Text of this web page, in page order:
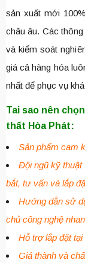
sản xuất mới
châu âu. Các
và kiểm soát
giá cả hàng hóa
nhất để phục vụ
Tai sao nên
thất Hòa Phát:
Sản phẩm cam
Đội ngũ kỹ thuật
bắt, tư vấn và lắp
Hướng dẫn sử
chủ công nghệ
Hỗ trợ lắp đặt tại
Giá thành và